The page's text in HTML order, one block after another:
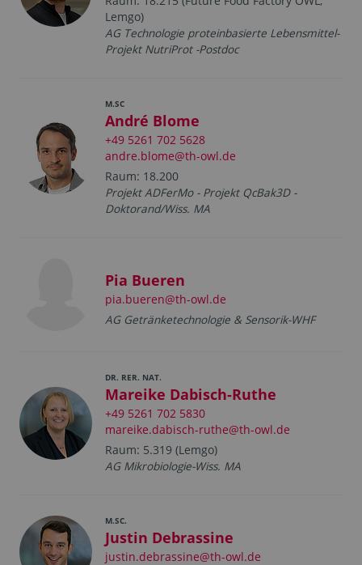
Lemgo)
AG Technologie proteinbasierte Lebensmittel-
Projekt NutriProt -Postdoc
M.SC
André Blome
+49 5261 702 5628
andre.blome@th-owl.de
Raum: 18.200
Projekt ADFerMo - Projekt QcBak3D -
Doktorand/Wiss. MA
Pia Bueren
pia.bueren@th-owl.de
AG Getränketechnologie & Sensorik-WHF
DR. RER. NAT.
Mareike Dabisch-Ruthe
+49 5261 702 5830
mareike.dabisch-ruthe@th-owl.de
Raum: 5.319 (Lemgo)
AG Mikrobiologie-Wiss. MA
M.SC.
Justin Debrassine
justin.debrassine@th-owl.de